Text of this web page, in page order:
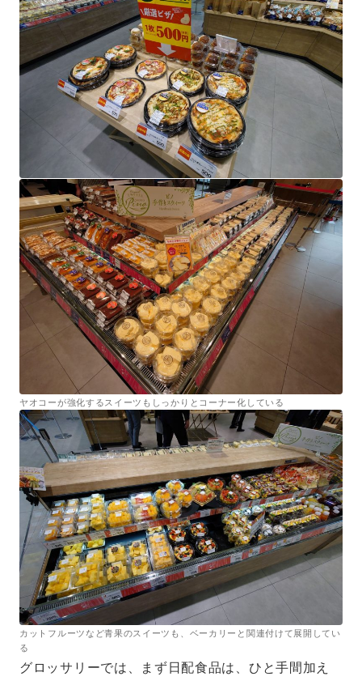
ヤオコーが強化するスイーツもしっかりとコーナー化している
カットフルーツなど青果のスイーツも、ベーカリーと関連付けて展開してい
る
グロッサリーでは、まず日配食品は、ひと手間加え